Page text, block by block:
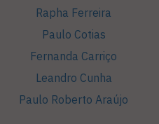
Rapha Ferreira
Paulo Cotias
Fernanda Carriço
Leandro Cunha
Paulo Roberto Araújo